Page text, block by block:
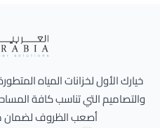
خيارك الأول لخزانات المياه
والتصاميم التي تناسب كافة
أصعب الظروف لضمان